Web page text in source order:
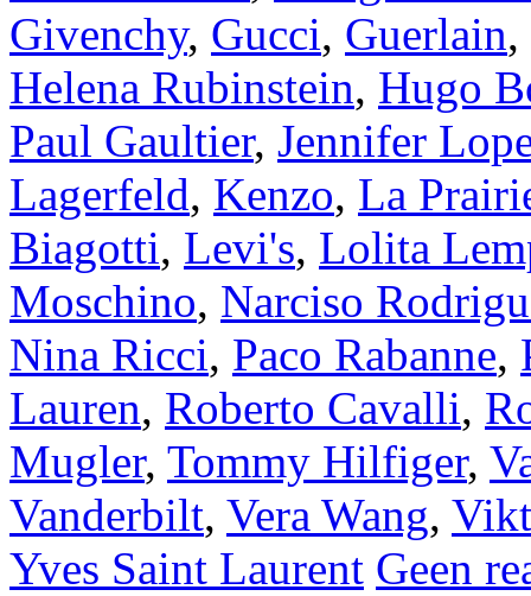
Givenchy, Gucci, Guerlain,
Helena Rubinstein, Hugo
Paul Gaultier, Jennifer
Lagerfeld, Kenzo, La
Biagotti, Levi's, Lolita
Moschino, Narciso
Nina Ricci, Paco Rabanne,
Lauren, Roberto Cavalli,
Mugler, Tommy Hilfiger,
Vanderbilt, Vera Wang,
Yves Saint Laurent Geen